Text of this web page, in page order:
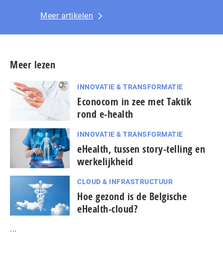
Meer artikelen
Meer lezen
INNOVATIE & TRANSFORMATIE
Econocom in zee met Taktik
rond e-health
INNOVATIE & TRANSFORMATIE
eHealth, tussen story-telling en
werkelijkheid
CLOUD & INFRASTRUCTUUR
Hoe gezond is de Belgische
eHealth-cloud?
...